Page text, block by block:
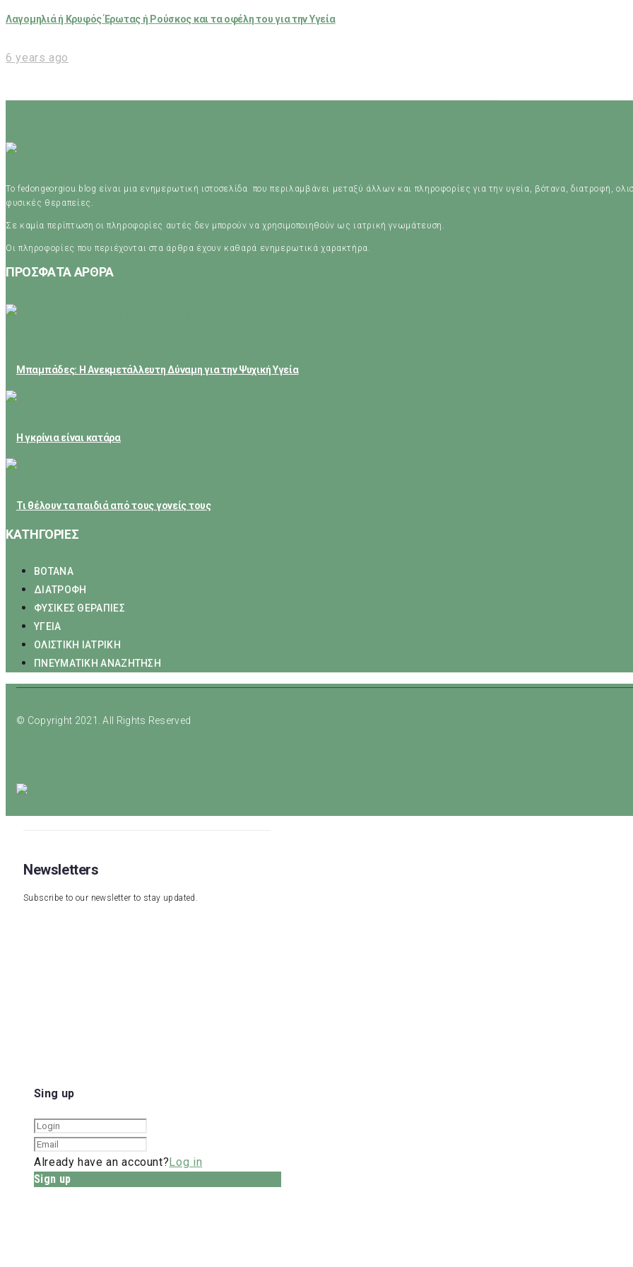
Λαγομηλιά ή Κρυφός Έρωτας ή Ρούσκος και τα οφέλη του για την Υγεία
6 years ago
Το fedongeorgiou.blog είναι μια ενημερωτική ιστοσελίδα που περιλαμβάνει μεταξύ άλλων και πληροφορίες για την υγεία, βότανα, διατροφή,
φυσικές θεραπείες.
Σε καμία περίπτωση οι πληροφορίες αυτές δεν μπορούν να χρησιμοποιηθούν ως ιατρική γνωμάτευση.
Οι πληροφορίες που περιέχονται στα άρθρα έχουν καθαρά ενημερωτικά χαρακτήρα.
ΠΡΟΣΦΑΤΑ ΑΡΘΡΑ
Μπαμπάδες: Η Ανεκμετάλλευτη Δύναμη για την Ψυχική Υγεία
Η γκρίνια είναι κατάρα
Τι θέλουν τα παιδιά από τους γονείς τους
ΚΑΤΗΓΟΡΙΕΣ
ΒΟΤΑΝΑ
ΔΙΑΤΡΟΦΗ
ΦΥΣΙΚΕΣ ΘΕΡΑΠΙΕΣ
ΥΓΕΙΑ
ΟΛΙΣΤΙΚΗ ΙΑΤΡΙΚΗ
ΠΝΕΥΜΑΤΙΚΗ ΑΝΑΖΗΤΗΣΗ
© Copyright 2021. All Rights Reserved
Newsletters
Subscribe to our newsletter to stay updated.
Sing up
Already have an account?Log in
Sign up